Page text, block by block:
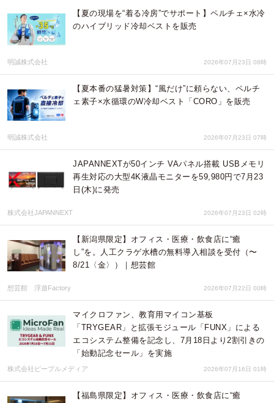
【夏の現場を“着る冷房”でサポート】ペルチェ×水冷
のハイブリッド冷却ベストを販売
明誠株式会社 2026年07月23日 08時
【夏本番の猛暑対策】“風だけ”に頼らない、ペルチ
ェ素子×水循環のW冷却ベスト「CORO」を販売
明誠株式会社 2026年07月23日 07時
JAPANNEXTが50インチ VAパネル搭載 USBメモリ
再生対応の大型4K液晶モニターを59,980円で7月23
日(木)に発売
株式会社JAPANNEXT 2026年07月23日 02時
【新潟県限定】オフィス・医療・飲食店に“癒
し”を。人工クラゲ水槽の無料導入相談を受付（〜
8/21〈金〉）｜想芸館
想芸館 浮遊Factory 2026年07月22日 00時
マイクロファン、教育用マイコン基板
「TRYGEAR」と拡張モジュール「FUNX」による
エコシステム整備を記念し、7月18日より2割引きの
「始動記念セール」を実施
株式会社ピープルメディア 2026年07月16日 01時
【福島県限定】オフィス・医療・飲食店に“癒